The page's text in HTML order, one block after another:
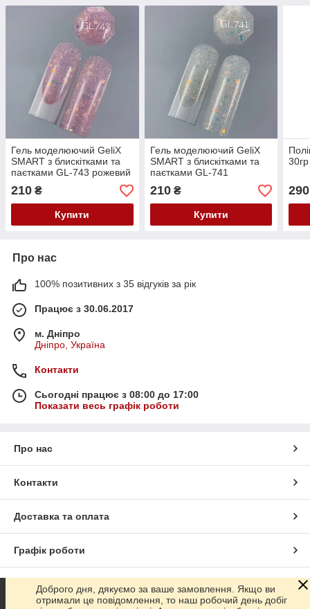
Гель моделюючий GeliX
SMART з блискітками та
паєтками GL-743 рожевий
210 ₴
Купити
Гель моделюючий GeliX
SMART з блискітками та
паєтками GL-741
молочний
210₴
Купити
290
Про нас
100% позитивних з 35 відгуків за рік
Працює з 30.06.2017
м. Дніпро
Дніпро, Україна
Контакти
Сьогодні працює з 08:00 до 17:00
Показати весь графік роботи
Про нас
Контакти
Доставка та оплата
Графік роботи
Повна версія сайту
Доброго дня, дякуємо за ваше замовлення. Якщо ви
отримали це повідомлення, то наш робочий день добіг